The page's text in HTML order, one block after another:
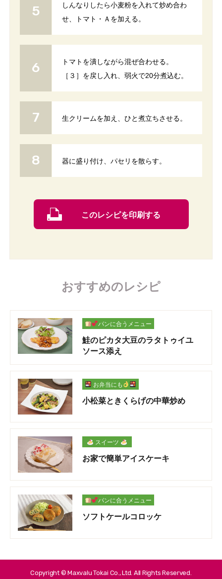
しんなりしたら小麦粉を入れて炒め合わ
せ、トマト・Ａを加える。
トマトを潰しながら混ぜ合わせる。
［３］を戻し入れ、弱火で20分煮込む。
生クリームを加え、ひと煮立ちさせる。
器に盛り付け、パセリを散らす。
このレシピを印刷する
おすすめのレシピ
パンに合うメニュー
鮭のピカタ大豆のラタトゥイユ
ソース添え
お弁当にも
小松菜ときくらげの中華炒め
スイーツ
お家で簡単アイスケーキ
パンに合うメニュー
ソフトケールコロッケ
Copyright © Maxvalu Tokai Co., Ltd. All Rights Reserved.